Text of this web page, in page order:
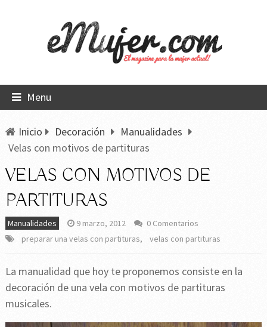
Menu
Inicio Decoración
Manualidades
Velas con motivos de partituras
VELAS CON MOTIVOS DE
PARTITURAS
Manualidades 9 marzo, 2012
0 Comentarios
preparar una velas con partituras, velas con partituras
La manualidad que hoy te proponemos consiste en la
decoración de una vela con motivos de partituras
musicales.